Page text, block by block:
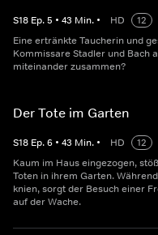
S18 Ep.5 • 43 Min. • HD
12
Eine ertränkte Taucherin und
Kommissare Stadler und Bach
miteinander zusammen?
Der Tote im Garten
S18 Ep.6 • 43 Min. • HD
12
Kaum im Haus eingezogen,
Toten in ihrem Garten.
knien, sorgt der Besuch einer
auf der Wache.